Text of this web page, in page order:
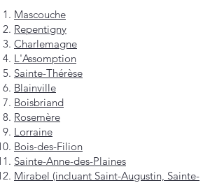
Mascouche
Repentigny
Charlemagne
L'Assomption
Sainte-Thérèse
Blainville
Boisbriand
Rosemère
Lorraine
Bois-des-Filion
Sainte-Anne-des-Plaines
Mirabel (incluant Saint-Augustin, Sainte-